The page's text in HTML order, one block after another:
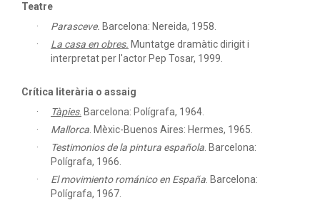
Teatre
Parasceve. Barcelona: Nereida, 1958.
La casa en obres. Muntatge dramàtic dirigit i
interpretat per l'actor Pep Tosar, 1999.
Crítica literària o assaig
Tàpies. Barcelona: Polígrafa, 1964.
Mallorca Mèxic-Buenos Aires: Hermes, 1965.
Testimonios de la pintura española Barcelona:
Polígrafa, 1966.
El movimiento románico en España Barcelona:
Polígrafa, 1967.